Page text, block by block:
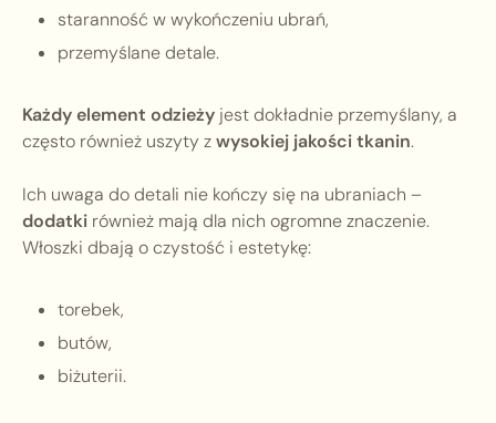
staranność w wykończeniu ubrań,
przemyślane detale.
Każdy element odzieży jest dokładnie przemyślany, a
często również uszyty zwysokiej jakości tkanin.
Ich uwaga do detali nie kończy się na ubraniach –
dodatki również mają dla nich ogromne znaczenie.
Włoszki dbają o czystość i estetykę:
torebek,
butów,
biżuterii.